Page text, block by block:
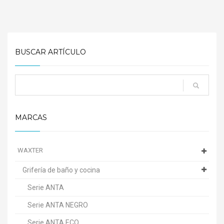
BUSCAR ARTÍCULO
MARCAS
WAXTER
Grifería de baño y cocina
Serie ANTA
Serie ANTA NEGRO